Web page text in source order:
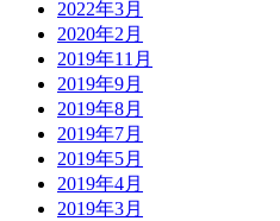
2022年3月
2020年2月
2019年11月
2019年9月
2019年8月
2019年7月
2019年5月
2019年4月
2019年3月